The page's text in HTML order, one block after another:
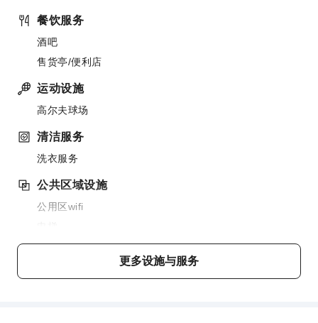
餐饮服务
酒吧
售货亭/便利店
运动设施
高尔夫球场
清洁服务
洗衣服务
公共区域设施
公用区wifi
停车场
更多设施与服务